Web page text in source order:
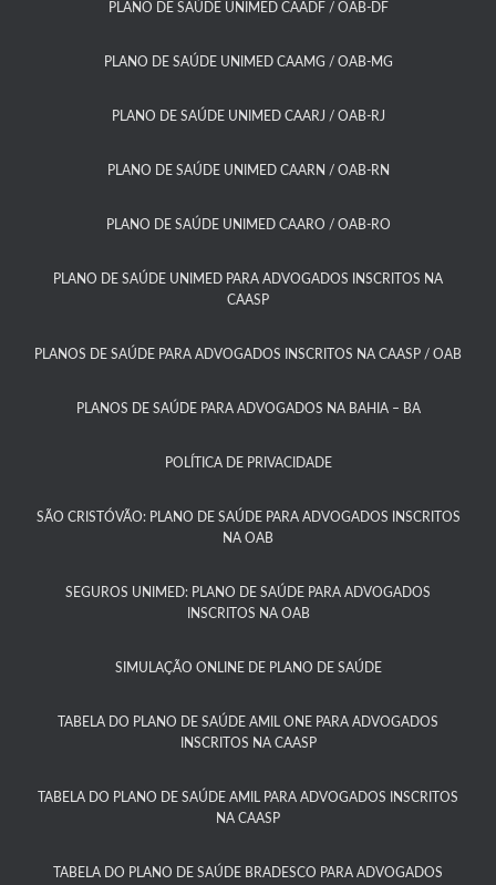
PLANO DE SAÚDE UNIMED CAADF / OAB-DF​
PLANO DE SAÚDE UNIMED CAAMG / OAB-MG​
PLANO DE SAÚDE UNIMED CAARJ / OAB-RJ​
PLANO DE SAÚDE UNIMED CAARN / OAB-RN
PLANO DE SAÚDE UNIMED CAARO / OAB-RO​
PLANO DE SAÚDE UNIMED PARA ADVOGADOS INSCRITOS NA
CAASP​
PLANOS DE SAÚDE PARA ADVOGADOS INSCRITOS NA CAASP / OAB
PLANOS DE SAÚDE PARA ADVOGADOS NA BAHIA – BA​
POLÍTICA DE PRIVACIDADE
SÃO CRISTÓVÃO: PLANO DE SAÚDE PARA ADVOGADOS INSCRITOS
NA OAB
SEGUROS UNIMED: PLANO DE SAÚDE PARA ADVOGADOS
INSCRITOS NA OAB
SIMULAÇÃO ONLINE DE PLANO DE SAÚDE
TABELA DO PLANO DE SAÚDE AMIL ONE PARA ADVOGADOS
INSCRITOS NA CAASP​
TABELA DO PLANO DE SAÚDE AMIL PARA ADVOGADOS INSCRITOS
NA CAASP​
TABELA DO PLANO DE SAÚDE BRADESCO PARA ADVOGADOS